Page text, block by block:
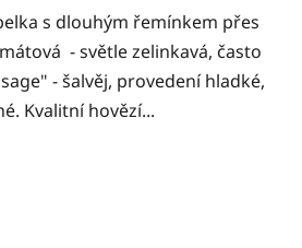
s dlouhým řemínkem přes
- světle zelinkavá, často
- šalvěj, provedení hladké,
Kvalitní hovězí...